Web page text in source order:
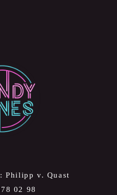
Philipp v. Quast
02 98